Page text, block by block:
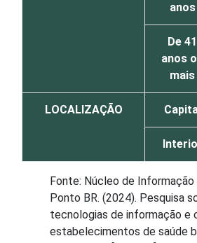
anos
De 41
anos
mais
LOCALIZAÇÃO
Fonte: Núcleo de Informação
Ponto BR. (2024). Pesquisa
tecnologias de informação e
estabelecimentos de saúde